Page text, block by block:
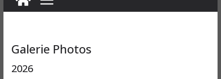
Galerie Photos
2026